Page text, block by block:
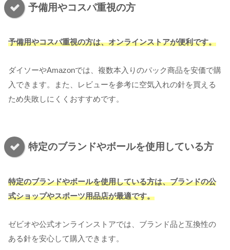
予備用やコスパ重視の方
予備用やコスパ重視の方は、オンラインストアが便利です。
ダイソーやAmazonでは、複数本入りのパック商品を安価で購
入できます。また、レビューを参考に空気入れの針を買える
ため失敗しにくくおすすめです。
特定のブランドやボールを使用している方
特定のブランドやボールを使用している方は、ブランドの公
式ショップやスポーツ用品店が最適です。
ゼビオや公式オンラインストアでは、ブランド品と互換性の
ある針を安心して購入できます。